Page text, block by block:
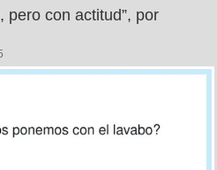
pero con actitud”, por